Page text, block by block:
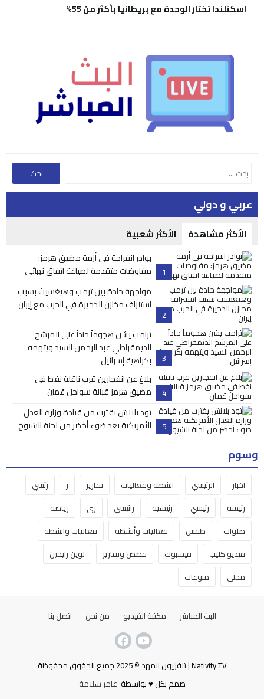
اسكتلندا تختار الوحدة مع بريطانيا بأكثر من 55%
عربي و دولي
الأكثر مشاهدة الأكثر شعبية
1
بوادر انفراجة في أزمة مضيق هرمز:
مفاوضات متقدمة لصياغة اتفاق نهائي
2
مواجهة حادة بين ترمب وهيغسيث بسبب
استنزاف مخازن الذخيرة في الحرب مع إيران
3
ترامب يشن هجوماً حاداً على المرشح
الديمقراطي عبد الرحمن السيد ويتهمه
بكراهية إسرائيل
4
بلاغ عن انفجارين قرب ناقلة نفط في
مضيق هرمز قبالة سواحل عُمان
5
تود بلانش يقترب من قيادة وزارة العدل
الأمريكية بعد ضوء أخضر من لجنة الشيوخ
وسوم
اخبار الرئيسي انشطة وفعاليات تقارير ر
رئسي
رئيسة
رئيسي رئيسية رائيسي ري
رياضه
صلوات
طقس فعاليات وأنشطة
فعاليات وانشطة
فيديو كليب
فيسبوك قصص وتقارير
لوين رايحين
محلي
منوعات
البث المباشر مكتبة الفيديو من نحن اتصل بنا
Nativity TV | تلفزيون المهد © 2025 جميع الحقوق محفوظة
صمم بكل ♥ بواسطة عامر سلامة